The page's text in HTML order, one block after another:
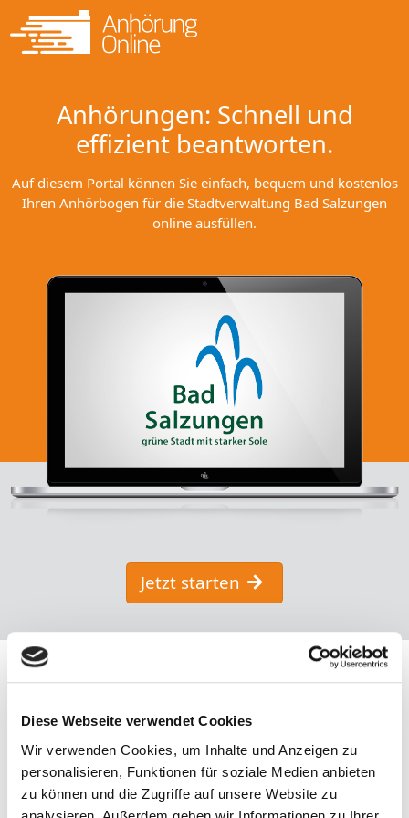
Diese Webseite verwendet Cookies
Wir verwenden Cookies, um Inhalte und Anzeigen zu
personalisieren, Funktionen für soziale Medien anbieten
zu können und die Zugriffe auf unsere Website zu
Anhörungen: Schnell und
effizient beantworten.
Auf diesem Portal können Sie einfach, bequem und kostenlos
Ihren Anhörbogen für die Stadtverwaltung Bad Salzungen
online ausfüllen.
Jetzt starten